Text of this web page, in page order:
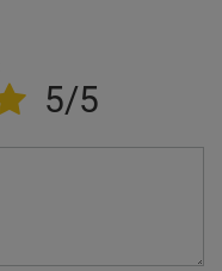
5/5